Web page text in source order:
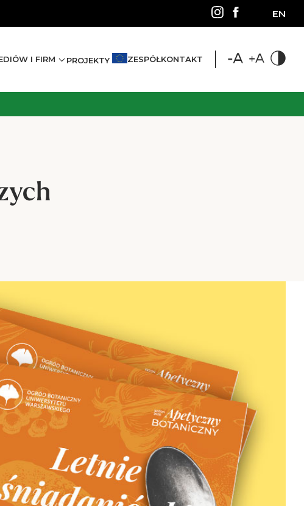
EN
I FIRM PROJEKTY ZESPÓŁKONTAKT